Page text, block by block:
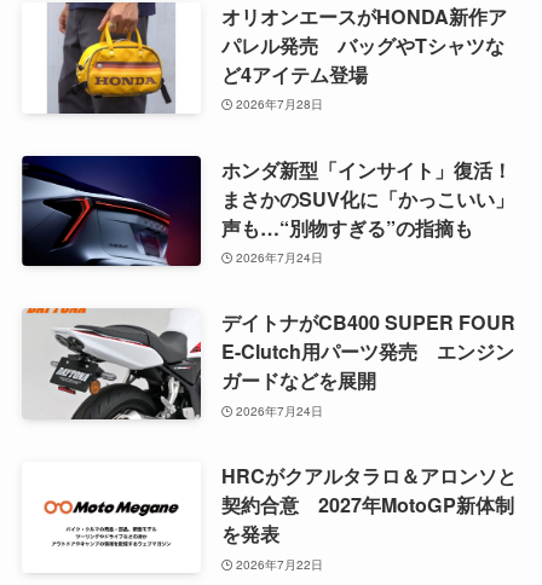
オリオンエースがHONDA新作ア
パレル発売 バッグやTシャツな
ど4アイテム登場
2026年7月28日
ホンダ新型「インサイト」復活！
まさかのSUV化に「かっこいい」
声も…“別物すぎる”の指摘も
2026年7月24日
デイトナがCB400 SUPER FOUR
E-Clutch用パーツ発売 エンジン
ガードなどを展開
2026年7月24日
HRCがクアルタラロ＆アロンソと
契約合意 2027年MotoGP新体制
を発表
2026年7月22日